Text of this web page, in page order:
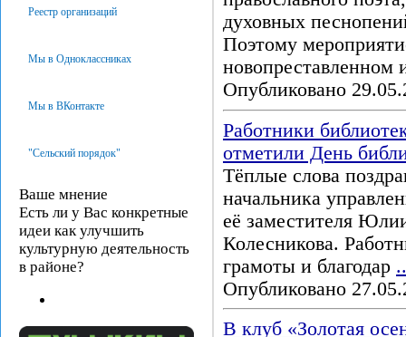
Реестр организаций
Мы в Одноклассниках
Мы в ВКонтакте
"Сельский порядок"
Ваше мнение
Есть ли у Вас конкретные
идеи как улучшить
культурную деятельность
в районе?
духовных
Поэтому
новопреставленном
Опубликовано
Работники
отметили День
Тёплые слова
начальника
её заместителя
Колесникова.
грамоты и благодар
Опубликовано
В клуб «Золотая